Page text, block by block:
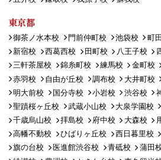
東京都
御茶ノ水本校 門前仲町校 池袋校 町
新宿校
西葛西校 田町校 八王子校
三軒茶屋校
錦糸町校 練馬校 金町校
赤羽校
自由が丘校 調布校 大井町校
明大前校
国分寺校 小岩校 渋谷校
聖蹟桜ヶ丘校
武蔵小山校 大泉学園校
千歳烏山校
拝島校 府中校 大森校
高幡不動校
ひばりヶ丘校 西日暮里校
旗の台校
医進館渋谷校 青砥校 蒲田